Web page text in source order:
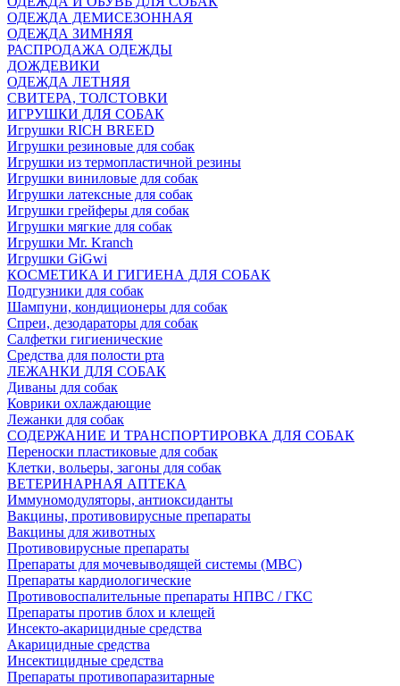
ОДЕЖДА ДЕМИСЕЗОННАЯ
ОДЕЖДА ЗИМНЯЯ
РАСПРОДАЖА ОДЕЖДЫ
ДОЖДЕВИКИ
ОДЕЖДА ЛЕТНЯЯ
СВИТЕРА, ТОЛСТОВКИ
ИГРУШКИ ДЛЯ СОБАК
Игрушки RICH BREED
Игрушки резиновые для собак
Игрушки из термопластичной резины
Игрушки виниловые для собак
Игрушки латексные для собак
Игрушки грейферы для собак
Игрушки мягкие для собак
Игрушки Mr. Kranch
Игрушки GiGwi
КОСМЕТИКА И ГИГИЕНА ДЛЯ СОБАК
Подгузники для собак
Шампуни, кондиционеры для собак
Спреи, дезодараторы для собак
Салфетки гигиенические
Средства для полости рта
ЛЕЖАНКИ ДЛЯ СОБАК
Диваны для собак
Коврики охлаждающие
Лежанки для собак
СОДЕРЖАНИЕ И ТРАНСПОРТИРОВКА ДЛЯ СОБАК
Переноски пластиковые для собак
Клетки, вольеры, загоны для собак
ВЕТЕРИНАРНАЯ АПТЕКА
Иммуномодуляторы, антиоксиданты
Вакцины, противовирусные препараты
Вакцины для животных
Противовирусные препараты
Препараты для мочевыводящей системы (МВС)
Препараты кардиологические
Противовоспалительные препараты НПВС / ГКС
Препараты против блох и клещей
Инсекто-акарицидные средства
Акарицидные средства
Инсектицидные средства
Препараты противопаразитарные